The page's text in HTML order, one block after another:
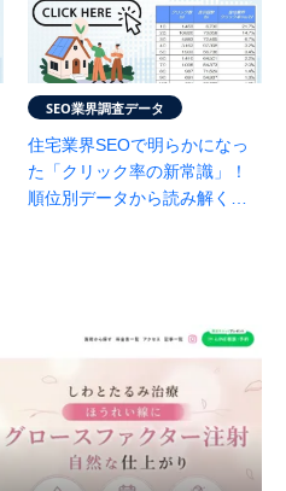
SEO業界調査データ
住宅業界SEOで明らかになっ
た「クリック率の新常識」！
順位別データから読み解くユ